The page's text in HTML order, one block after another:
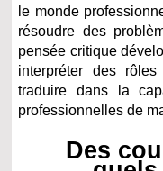
le monde
résoudre des
pensée critique
interpréter des
traduire dans la
professionnelles de
Des